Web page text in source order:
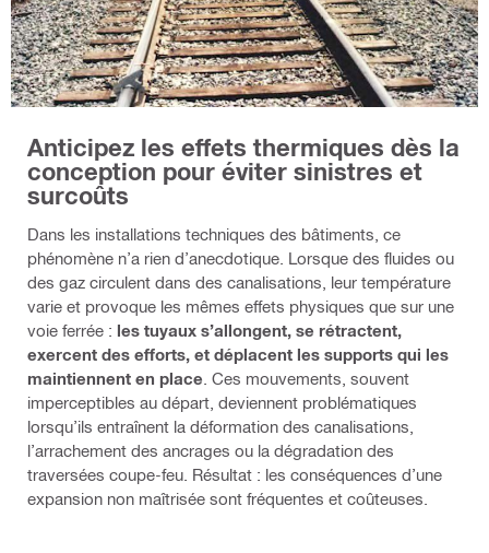
Anticipez les effets thermiques dès la
conception pour éviter sinistres et
surcoûts
Dans les installations techniques des bâtiments, ce
phénomène n’a rien d’anecdotique. Lorsque des fluides ou
des gaz circulent dans des canalisations, leur température
varie et provoque les mêmes effets physiques que sur une
voie ferrée : les tuyaux s’allongent, se rétractent,
exercent des efforts, et déplacent les supports qui les
maintiennent en place . Ces mouvements, souvent
imperceptibles au départ, deviennent problématiques
lorsqu’ils entraînent la déformation des canalisations,
l’arrachement des ancrages ou la dégradation des
traversées coupe-feu. Résultat : les conséquences d’une
expansion non maîtrisée sont fréquentes et coûteuses.